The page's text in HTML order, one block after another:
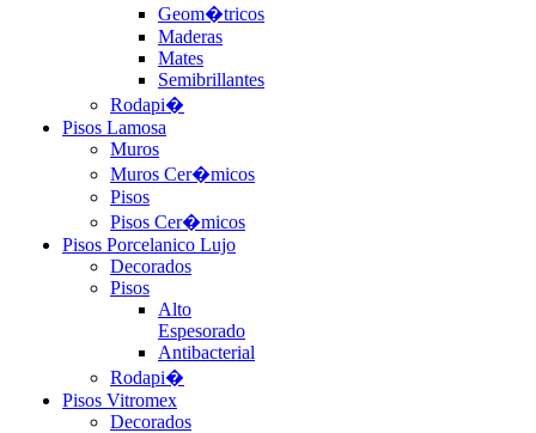
Geom�tricos
Maderas
Mates
Semibrillantes
Rodapi�
Pisos Lamosa
Muros
Muros Cer�micos
Pisos
Pisos Cer�micos
Pisos Porcelanico Lujo
Decorados
Pisos
Alto
Espesorado
Antibacterial
Rodapi�
Pisos Vitromex
Decorados